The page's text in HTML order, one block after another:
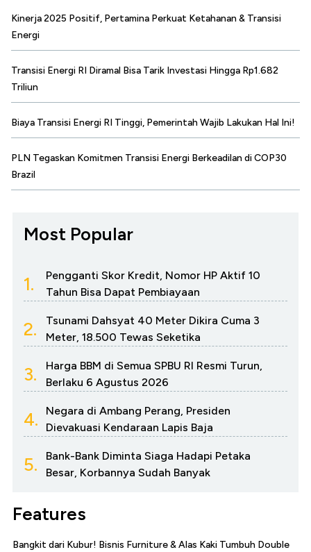
Kinerja 2025 Positif, Pertamina Perkuat Ketahanan & Transisi
Energi
Transisi Energi RI Diramal Bisa Tarik Investasi Hingga Rp1.682
Triliun
Biaya Transisi Energi RI Tinggi, Pemerintah Wajib Lakukan Hal Ini!
PLN Tegaskan Komitmen Transisi Energi Berkeadilan di COP30
Brazil
Most Popular
1.
Pengganti Skor Kredit, Nomor HP Aktif 10
Tahun Bisa Dapat Pembiayaan
2.
Tsunami Dahsyat 40 Meter Dikira Cuma 3
Meter, 18.500 Tewas Seketika
3.
Harga BBM di Semua SPBU RI Resmi Turun,
Berlaku 6 Agustus 2026
4.
Negara di Ambang Perang, Presiden
Dievakuasi Kendaraan Lapis Baja
5.
Bank-Bank Diminta Siaga Hadapi Petaka
Besar, Korbannya Sudah Banyak
Features
Bangkit dari Kubur! Bisnis Furniture & Alas Kaki Tumbuh Double